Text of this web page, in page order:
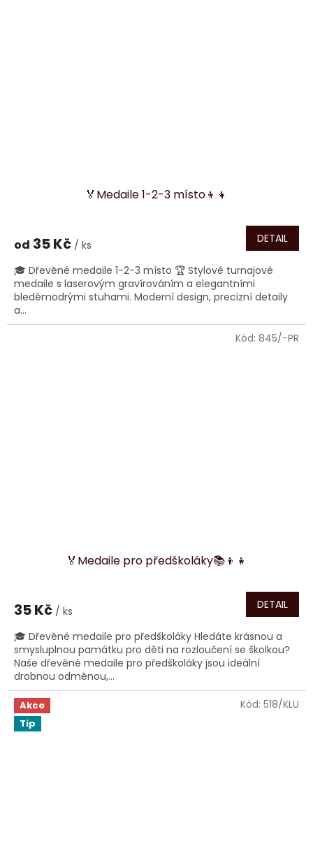
🏅Medaile 1-2-3 místo👦👧
od 35 Kč / ks DETAIL
🎓 Dřevěné medaile 1-2-3 místo 🏆 Stylové turnajové
medaile s laserovým gravírováním a elegantními
bleděmodrými stuhami. Moderní design, precizní detaily
a...
🏅Medaile pro předškoláky📚👦👧
35 Kč / ks DETAIL
🎓 Dřevěné medaile pro předškoláky Hledáte krásnou a
smysluplnou památku pro děti na rozloučení se školkou?
Naše dřevěné medaile pro předškoláky jsou ideální
drobnou odměnou,...
Kód: 845/-PR
Akce
Tip
Kód: 518/KLU